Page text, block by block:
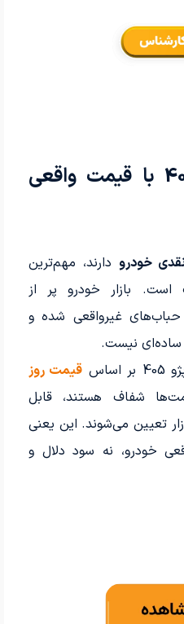
خرید نقدی پژو 405 با قیمت واقعی
خودرو دارند، مهم‌ترین
است. بازار خودرو پر از
غیرواقعی شده و
نیست.
قیمت روز
شفاف هستند، قابل
تعیین می‌شوند. این یعنی
خودرو، نه سود دلال و